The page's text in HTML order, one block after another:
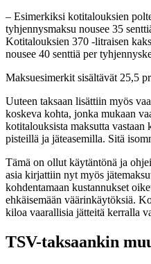
– Esimerkiksi kotitalouksien
tyhjennysmaksu nousee 35
Kotitalouksien 370 -litraisen
nousee 40 senttiä per
Maksuesimerkit sisältävät 25,5
Uuteen taksaan lisättiin myös
koskeva kohta, jonka mukaan
kotitalouksista maksutta
pisteillä ja jäteasemilla. Sitä
Tämä on ollut käytäntönä ja
asia kirjattiin nyt myös
kohdentamaan kustannukset
ehkäisemään väärinkäytöksiä.
kiloa vaarallisia jätteitä kerralla
TSV-taksaankin